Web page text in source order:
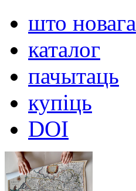
што новага
каталог
пачытаць
купіць
DOI